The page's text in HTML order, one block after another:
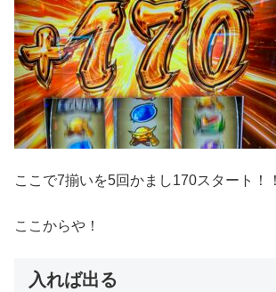
ここで7揃いを5回かまし170スタート！！
ここからや！
入れば出る